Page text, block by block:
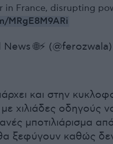
in France, disrupting
MRgE8M9ARi
🌐⚡️ (@ferozwala)
και στην
χιλιάδες οδηγούς
μποτιλιάρισμα από
ξεφύγουν καθώς δεν